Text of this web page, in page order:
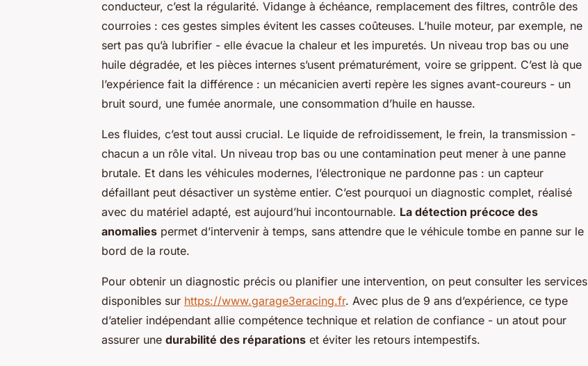
conducteur, c’est la régularité. Vidange à échéance, remplacement des filtres, contrôle des
courroies : ces gestes simples évitent les casses coûteuses. L’huile moteur, par exemple, ne
sert pas qu’à lubrifier - elle évacue la chaleur et les impuretés. Un niveau trop bas ou une
huile dégradée, et les pièces internes s’usent prématurément, voire se grippent. C’est là que
l’expérience fait la différence : un mécanicien averti repère les signes avant-coureurs - un
bruit sourd, une fumée anormale, une consommation d’huile en hausse.
Les fluides, c’est tout aussi crucial. Le liquide de refroidissement, le frein, la transmission -
chacun a un rôle vital. Un niveau trop bas ou une contamination peut mener à une panne
brutale. Et dans les véhicules modernes, l’électronique ne pardonne pas : un capteur
défaillant peut désactiver un système entier. C’est pourquoi un diagnostic complet, réalisé
avec du matériel adapté, est aujourd’hui incontournable. La détection précoce des
anomalies permet d’intervenir à temps, sans attendre que le véhicule tombe en panne sur le
bord de la route.
Pour obtenir un diagnostic précis ou planifier une intervention, on peut consulter les services
disponibles sur https://www.garage3eracing.fr. Avec plus de 9 ans d’expérience, ce type
d’atelier indépendant allie compétence technique et relation de confiance - un atout pour
assurer une durabilité des réparations et éviter les retours intempestifs.